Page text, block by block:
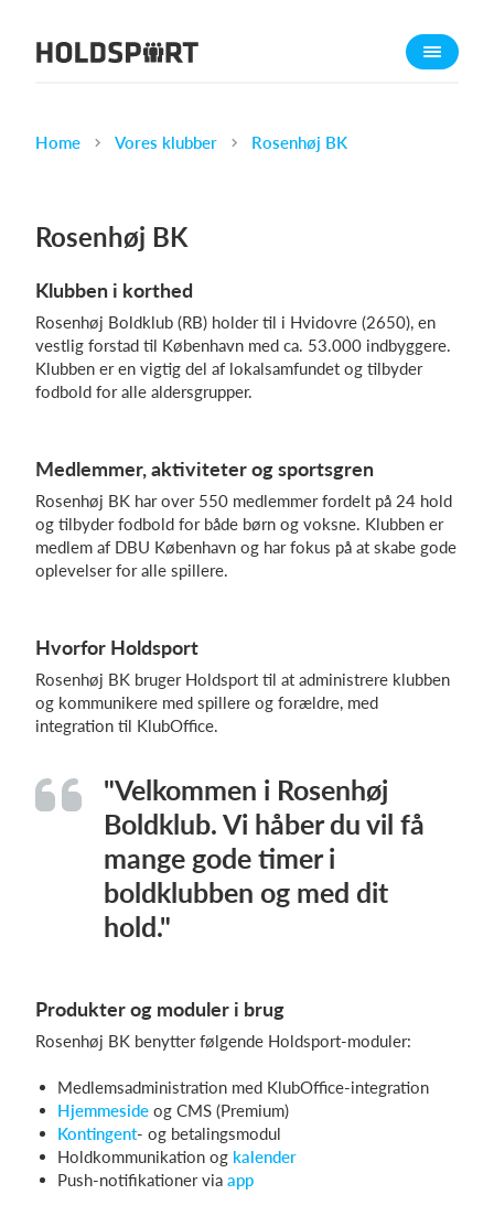
Om Holdsport
Funktioner
Kalender
Kontingentopkrævning
Hjemmeside
Webshop
Hvad koster det?
Home Vores klubber Rosenhøj BK
Rosenhøj BK
Klubben i korthed
Rosenhøj Boldklub (RB) holder til i Hvidovre (2650), en
vestlig forstad til København med ca. 53.000 indbyggere.
Klubben er en vigtig del af lokalsamfundet og tilbyder
fodbold for alle aldersgrupper.
Medlemmer, aktiviteter og sportsgren
Rosenhøj BK har over 550 medlemmer fordelt på 24 hold
og tilbyder fodbold for både børn og voksne. Klubben er
medlem af DBU København og har fokus på at skabe gode
oplevelser for alle spillere.
Hvorfor Holdsport
Rosenhøj BK bruger Holdsport til at administrere klubben
og kommunikere med spillere og forældre, med
integration til KlubOffice.
"Velkommen i Rosenhøj
Boldklub. Vi håber du vil få
mange gode timer i
boldklubben og med dit
hold."
Produkter og moduler i brug
Rosenhøj BK benytter følgende Holdsport-moduler:
Medlemsadministration med KlubOffice-integration
Hjemmeside og CMS (Premium)
Kontingent- og betalingsmodul
Holdkommunikation og kalender
Push-notifikationer via app